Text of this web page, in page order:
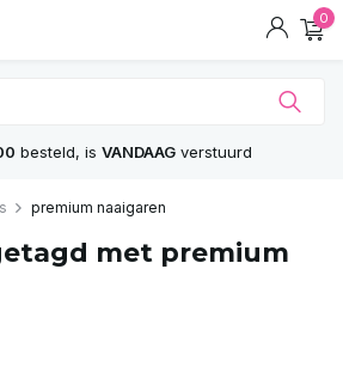
0
besteld, is VANDAAGverstuurd
premium naaigaren
met premium